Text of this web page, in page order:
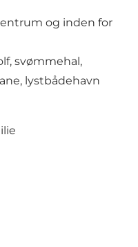
og inden for
, svømmehal ,
, lystbådehavn